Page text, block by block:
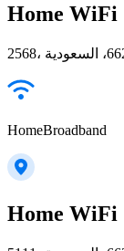
Home WiFi
HomeBroadband
Home WiFi